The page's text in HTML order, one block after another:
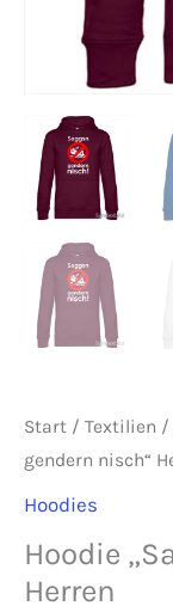
Start / Textilien /
gendern nisch“
Hoodies
Hoodie
Herren